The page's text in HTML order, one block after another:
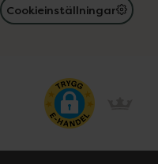
Cookieinställningar